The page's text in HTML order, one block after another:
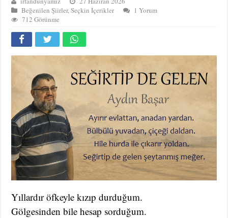
Beğenilen Şiirler,Seçkin İçerikler
1 Yorum
712 Görünme
Yıllardır öfkeyle kızıp durduğum.
Gölgesinden bile hesap sorduğum.